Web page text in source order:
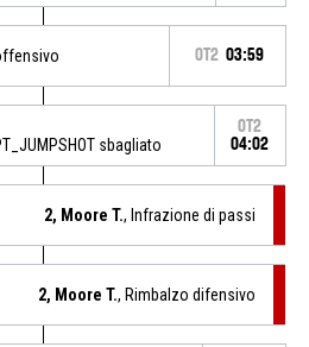
OT2 03:59
sbagliato
OT2
04:02
2, Moore T., Infrazione di passi
2, Moore T., Rimbalzo difensivo